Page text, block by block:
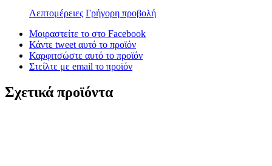
Λεπτομέρειες Γρήγορη προβολή
Μοιραστείτε το στο Facebook
Κάντε tweet αυτό το προϊόν
Καρφιτσώστε αυτό το προϊόν
Στείλτε με email το προϊόν
Σχετικά προϊόντα